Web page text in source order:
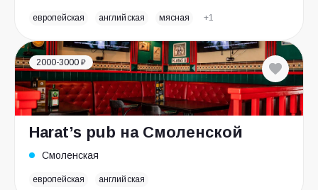
европейская английская мясная +1
2000-3000 ₽
Harat’s pub на Смоленской
Смоленская
европейская английская